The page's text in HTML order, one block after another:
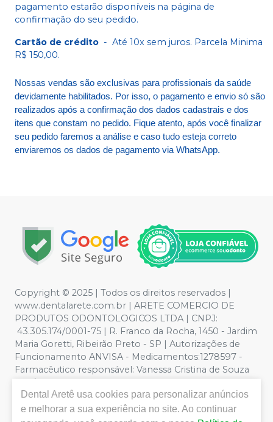
pagamento estarão disponíveis na página de
confirmação do seu pedido.
Cartão de crédito - Até 10x sem juros. Parcela Minima
R$ 150,00.
Nossas vendas são exclusivas para profissionais da saúde
devidamente habilitados. Por isso, o pagamento e envio só são
realizados após a confirmação dos dados cadastrais e dos
itens que constam no pedido. Fique atento, após você finalizar
seu pedido faremos a análise e caso tudo esteja correto
enviaremos os dados de pagamento via WhatsApp.
Copyright © 2025 | Todos os direitos reservados |
www.dentalarete.com.br | ARETE COMERCIO DE
PRODUTOS ODONTOLOGICOS LTDA | CNPJ:
43.305.174/0001-75 | R. Franco da Rocha, 1450 - Jardim
Maria Goretti, Ribeirão Preto - SP | Autorizações de
Funcionamento ANVISA - Medicamentos:1278597 -
Farmacêutico responsável: Vanessa Cristina de Souza
CRF/SP nº 52627 | Política de Privacidade e Segurança -
Fotos meramente ilustrativas - Os preços e condições
da loja virtual estão sujeitos a alterações. Em caso de
Dental Aretê usa cookies para personalizar anúncios
e melhorar a sua experiência no site. Ao continuar